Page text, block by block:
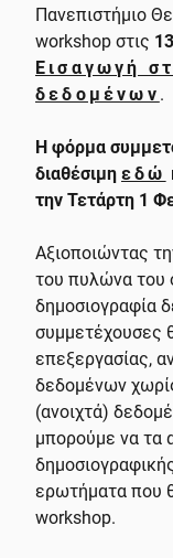
Πανεπιστήμιο
workshop στις
Εισαγωγή
δεδομένων .
Η φόρμα
διαθέσιμη εδώ
την Τετάρτη 1
Αξιοποιώντας
του πυλώνα του
δημοσιογραφία
συμμετέχουσες
επεξεργασίας,
δεδομένων
(ανοιχτά)
μπορούμε να τα
ερωτήματα που
workshop.